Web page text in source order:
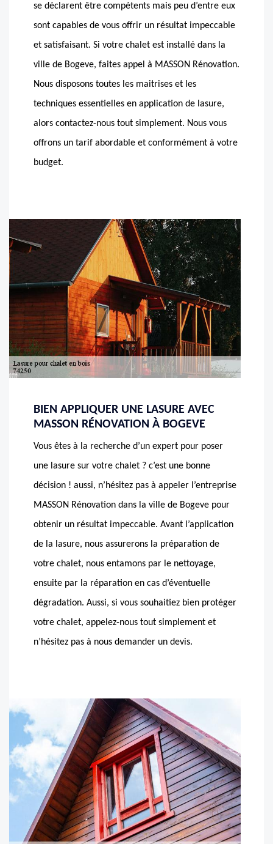
se déclarent être compétents mais peu d’entre eux
sont capables de vous offrir un résultat impeccable
et satisfaisant. Si votre chalet est installé dans la
ville de Bogeve, faites appel à MASSON Rénovation.
Nous disposons toutes les maitrises et les
techniques essentielles en application de lasure,
alors contactez-nous tout simplement. Nous vous
offrons un tarif abordable et conformément à votre
budget.
BIEN APPLIQUER UNE LASURE AVEC
MASSON RÉNOVATION À BOGEVE
Vous êtes à la recherche d’un expert pour poser
une lasure sur votre chalet ? c’est une bonne
décision ! aussi, n’hésitez pas à appeler l’entreprise
MASSON Rénovation dans la ville de Bogeve pour
obtenir un résultat impeccable. Avant l’application
de la lasure, nous assurerons la préparation de
votre chalet, nous entamons par le nettoyage,
ensuite par la réparation en cas d’éventuelle
dégradation. Aussi, si vous souhaitiez bien protéger
votre chalet, appelez-nous tout simplement et
n’hésitez pas à nous demander un devis.